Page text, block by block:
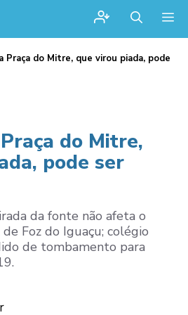
Praça do Mitre, que virou piada, pode
do Mitre,
pode ser
da fonte não afeta o
Foz do Iguaçu; colégio
de tombamento para